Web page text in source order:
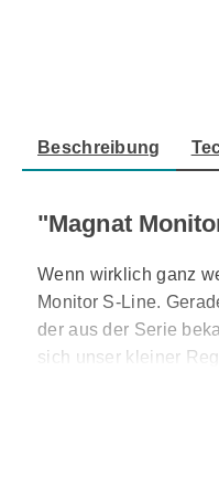
Beschreibung
"Magnat
Wenn wirklich ganz
Monitor S-Line.
der aus der Serie
sich unser kleiner
wie die abnehmbare